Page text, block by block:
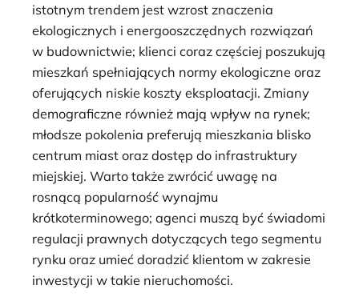
istotnym trendem jest wzrost znaczenia
ekologicznych i energooszczędnych rozwiązań
w budownictwie; klienci coraz częściej poszukują
mieszkań spełniających normy ekologiczne oraz
oferujących niskie koszty eksploatacji. Zmiany
demograficzne również mają wpływ na rynek;
młodsze pokolenia preferują mieszkania blisko
centrum miast oraz dostęp do infrastruktury
miejskiej. Warto także zwrócić uwagę na
rosnącą popularność wynajmu
krótkoterminowego; agenci muszą być świadomi
regulacji prawnych dotyczących tego segmentu
rynku oraz umieć doradzić klientom w zakresie
inwestycji w takie nieruchomości.